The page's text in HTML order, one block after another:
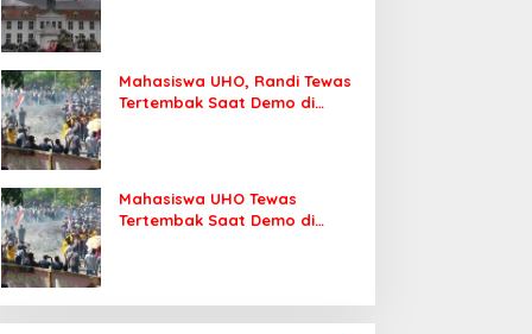
Mahasiswa UHO, Randi Tewas
Tertembak Saat Demo di
Mahasiswa UHO Tewas
Tertembak Saat Demo di